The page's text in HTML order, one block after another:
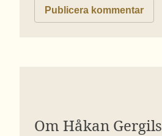
Om Håkan Gergils